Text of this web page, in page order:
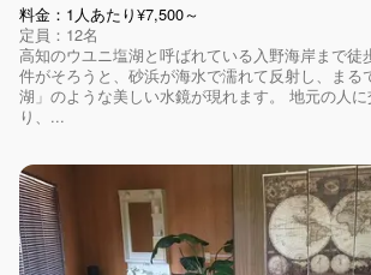
料金：1人あたり¥7,500～
定員：12名
高知のウユニ塩湖と呼ばれている入野海岸まで徒
件がそろうと、砂浜が海水で濡れて反射し、まる
湖」のような美しい水鏡が現れます。 地元の人
り、...